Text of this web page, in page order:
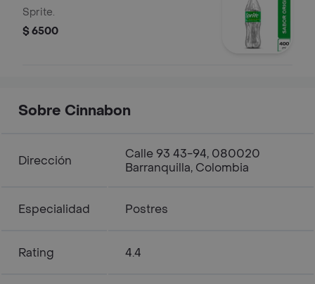
Sprite.
$ 6500
Sobre Cinnabon
Dirección
Calle 93 43-94, 080020
Barranquilla, Colombia
Especialidad Postres
Rating 4.4